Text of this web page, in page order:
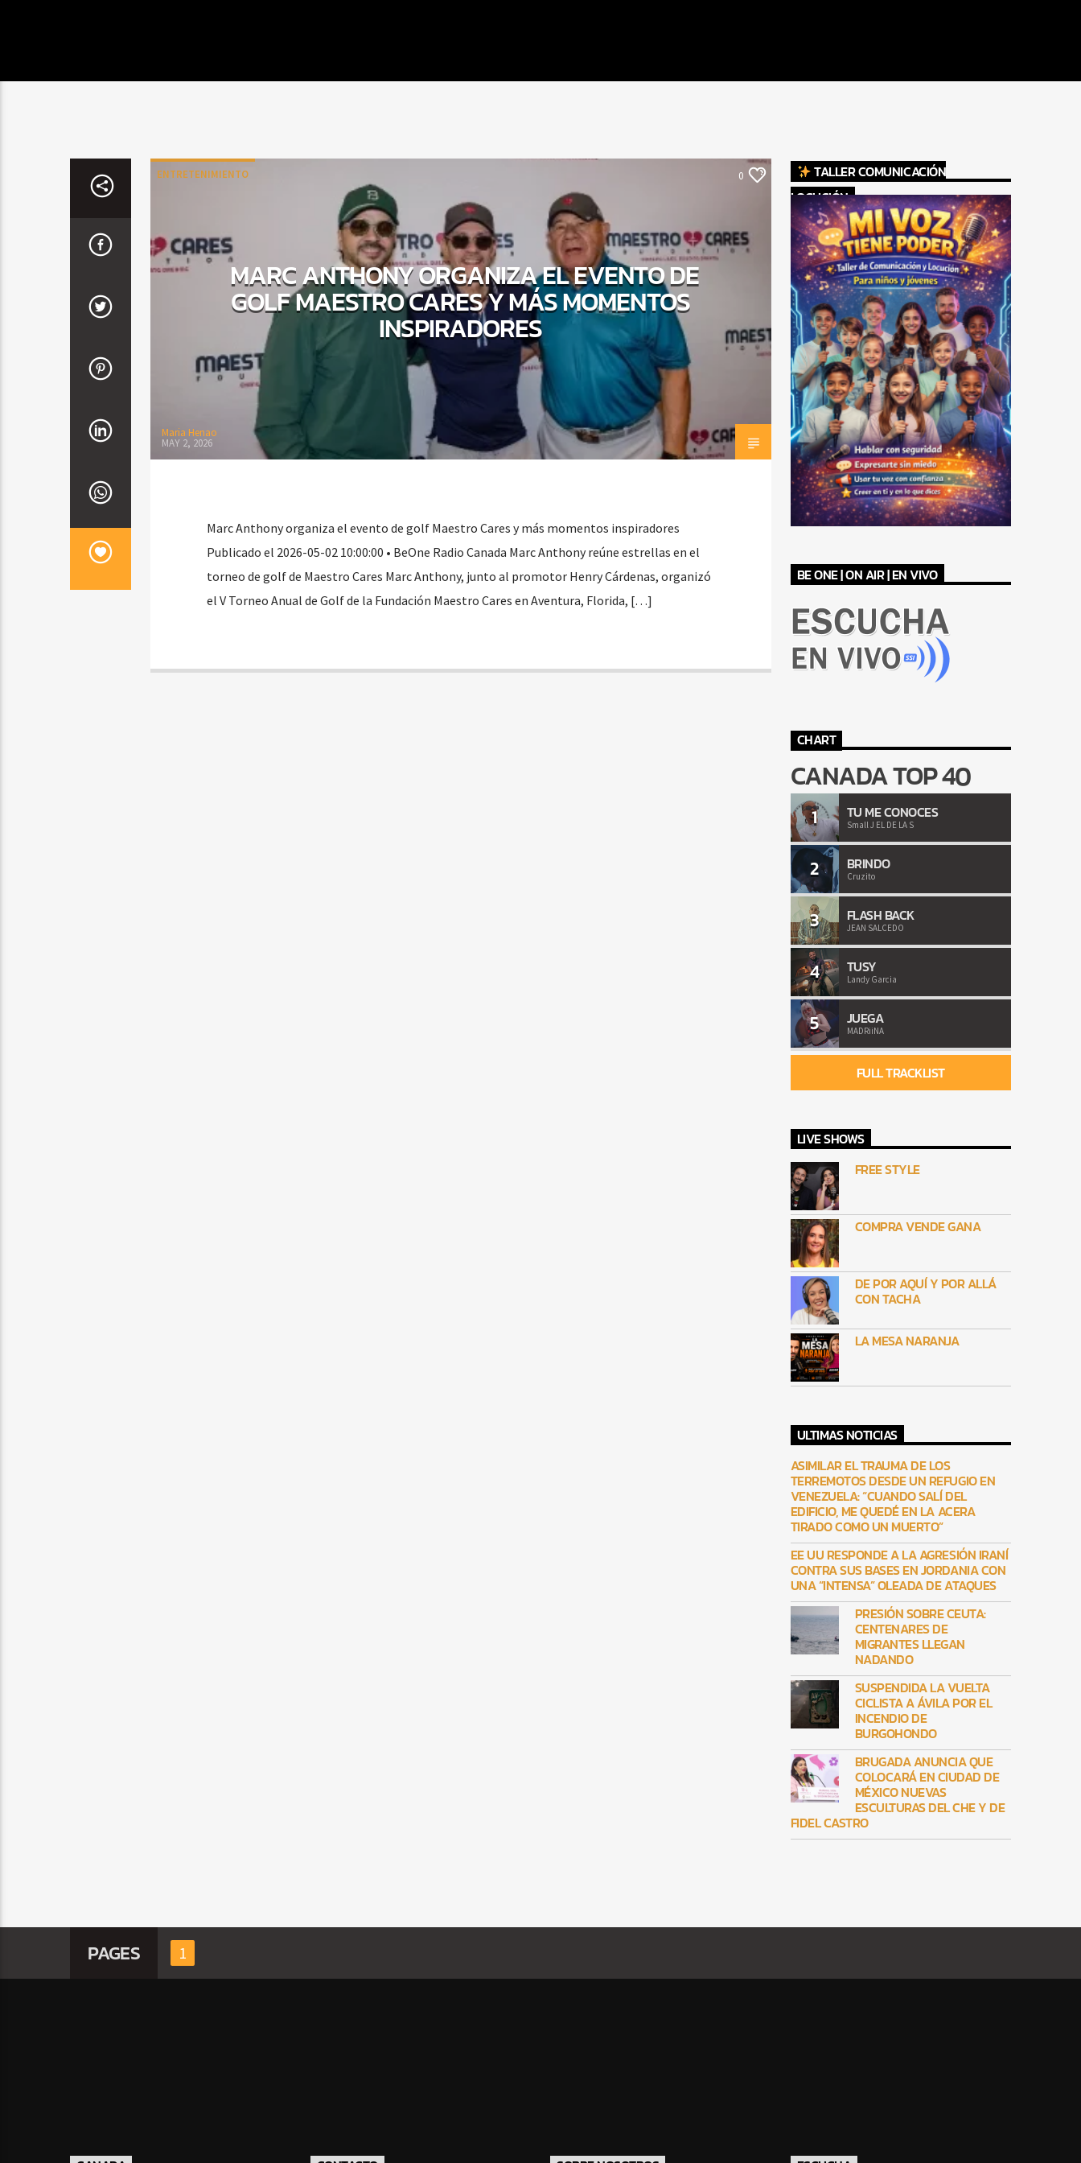
ENTRETENIMIENTO 0
MARC ANTHONY ORGANIZA EL EVENTO DE
GOLF MAESTRO CARES Y MÁS MOMENTOS
INSPIRADORES
Maria Henao
MAY 2, 2026
Marc Anthony organiza el evento de golf Maestro Cares y más momentos inspiradores
Publicado el 2026-05-02 10:00:00 • BeOne Radio Canada Marc Anthony reúne estrellas en el
torneo de golf de Maestro Cares Marc Anthony, junto al promotor Henry Cárdenas, organizó
el V Torneo Anual de Golf de la Fundación Maestro Cares en Aventura, Florida, […]
TALLER COMUNICACIÓN
LOCUCIÓN
BE ONE | ON AIR | EN VIVO
CHART
CANADA TOP 40
1 TU ME CONOCES
Small J EL DE LA S
2 BRINDO
Cruzito
3 FLASH BACK
JEAN SALCEDO
4 TUSY
Landy Garcia
5 JUEGA
MADRiiNA
FULL TRACKLIST
LIVE SHOWS
FREE STYLE
COMPRA VENDE GANA
DE POR AQUÍ Y POR ALLÁ
CON TACHA
LA MESA NARANJA
ULTIMAS NOTICIAS
ASIMILAR EL TRAUMA DE LOS
TERREMOTOS DESDE UN REFUGIO EN
VENEZUELA: “CUANDO SALÍ DEL
EDIFICIO, ME QUEDÉ EN LA ACERA
TIRADO COMO UN MUERTO”
EE UU RESPONDE A LA AGRESIÓN IRANÍ
CONTRA SUS BASES EN JORDANIA CON
UNA “INTENSA” OLEADA DE ATAQUES
PRESIÓN SOBRE CEUTA:
CENTENARES DE
MIGRANTES LLEGAN
NADANDO
SUSPENDIDA LA VUELTA
CICLISTA A ÁVILA POR EL
INCENDIO DE
BURGOHONDO
BRUGADA ANUNCIA QUE
COLOCARÁ EN CIUDAD DE
MÉXICO NUEVAS
ESCULTURAS DEL CHE Y DE
FIDEL CASTRO
PAGES 1